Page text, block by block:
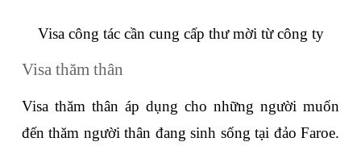
Visa công tác cần cung cấp thư mời từ công ty
Visa thăm thân
Visa thăm thân áp dụng cho những người muốn
đến thăm người thân đang sinh sống tại đảo Faroe.